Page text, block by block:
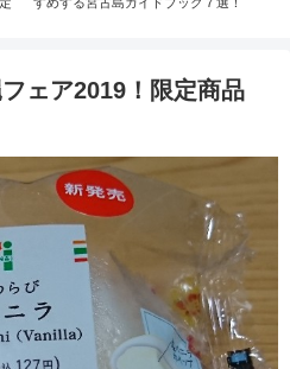
ェア2019！限定商品